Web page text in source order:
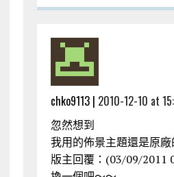
chko9113 | 2010-12-10 at
忽然想到
我用的佈景主題還是原廠
版主回覆：(03/09/2011